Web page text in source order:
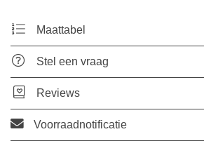
Maattabel
Stel een vraag
Reviews
Voorraadnotificatie